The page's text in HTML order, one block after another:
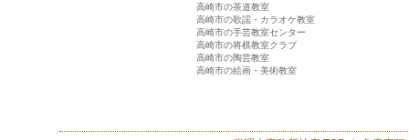
高崎市の茶道教室
高崎市の歌謡・カラオケ教室
高崎市の手芸教室センター
高崎市の将棋教室クラブ
高崎市の陶芸教室
高崎市の絵画・美術教室